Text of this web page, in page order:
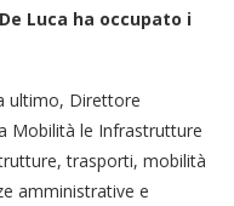
Luca ha occupato i
ultimo, Direttore
Mobilità le Infrastrutture
trasporti, mobilità
amministrative e